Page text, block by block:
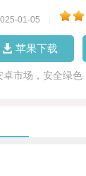
01-05
苹果下载
卓市场，安全绿色